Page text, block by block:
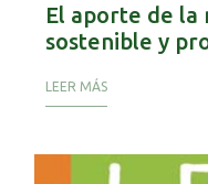
El aporte de la
sostenible y
LEER MÁS